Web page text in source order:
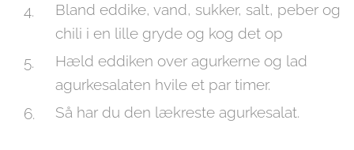
Bland eddike, vand, sukker, salt, peber og
chili i en lille gryde og kog det op
Hæld eddiken over agurkerne og lad
agurkesalaten hvile et par timer.
Så har du den lækreste agurkesalat.